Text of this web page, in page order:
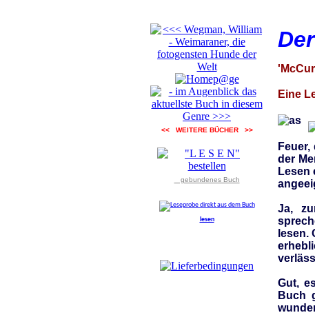
<< WEITERE BÜCHER >>
gebundenes Buch
lesen
Eine
as
der
Lesen
Ja,
lesen.
Gut,
Buch